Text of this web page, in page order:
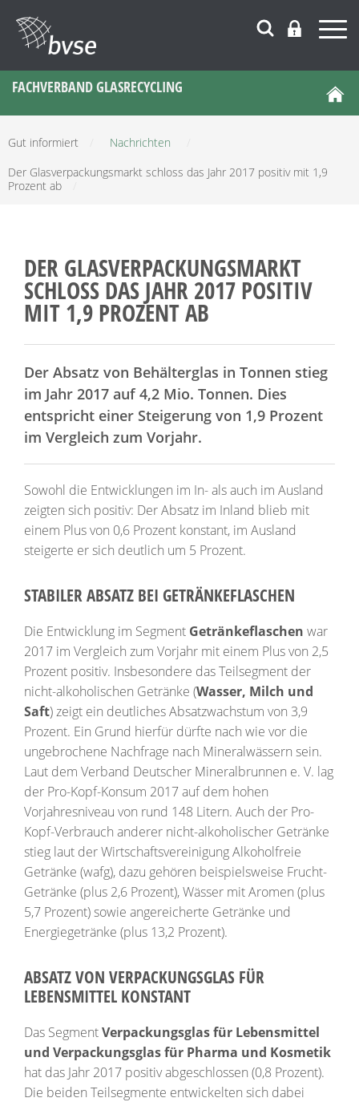
FACHVERBAND GLASRECYCLING
Gut informiert Nachrichten
Der Glasverpackungsmarkt schloss das Jahr 2017 positiv mit 1,9
Prozent ab
DER GLASVERPACKUNGSMARKT
SCHLOSS DAS JAHR 2017 POSITIV
MIT 1,9 PROZENT AB
Der Absatz von Behälterglas in Tonnen stieg
im Jahr 2017 auf 4,2 Mio. Tonnen. Dies
entspricht einer Steigerung von 1,9 Prozent
im Vergleich zum Vorjahr.
Sowohl die Entwicklungen im In- als auch im Ausland
zeigten sich positiv: Der Absatz im Inland blieb mit
einem Plus von 0,6 Prozent konstant, im Ausland
steigerte er sich deutlich um 5 Prozent.
STABILER ABSATZ BEI GETRÄNKEFLASCHEN
Die Entwicklung im Segment Getränkeflaschen war
2017 im Vergleich zum Vorjahr mit einem Plus von 2,5
Prozent positiv. Insbesondere das Teilsegment der
nicht-alkoholischen Getränke (Wasser, Milch und
Saft) zeigt ein deutliches Absatzwachstum von 3,9
Prozent. Ein Grund hierfür dürfte nach wie vor die
ungebrochene Nachfrage nach Mineralwässern sein.
Laut dem Verband Deutscher Mineralbrunnen e. V. lag
der Pro-Kopf-Konsum 2017 auf dem hohen
Vorjahresniveau von rund 148 Litern. Auch der Pro-
Kopf-Verbrauch anderer nicht-alkoholischer Getränke
stieg laut der Wirtschaftsvereinigung Alkoholfreie
Getränke (wafg), dazu gehören beispielsweise Frucht-
Getränke (plus 2,6 Prozent), Wässer mit Aromen (plus
5,7 Prozent) sowie angereicherte Getränke und
Energiegetränke (plus 13,2 Prozent).
ABSATZ VON VERPACKUNGSGLAS FÜR
LEBENSMITTEL KONSTANT
Das SegmentVerpackungsglas für Lebensmittel
und Verpackungsglas für Pharma und Kosmetik
hat das Jahr 2017 positiv abgeschlossen (0,8 Prozent).
Die beiden Teilsegmente entwickelten sich dabei